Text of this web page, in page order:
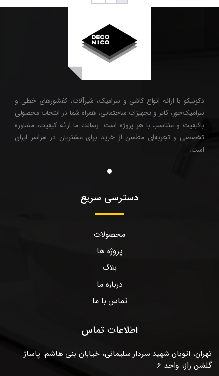
دکونیکو با ارائه انواع کاشی و سرامیک، شیرآلات، کفشورهای خطی و
سرامیک‌خور، گاتر و تجهیزات ساختمانی، همراه شما در انتخاب محصولی
باکیفیت و متناسب با هر پروژه است. رسالت ما ارائه کیفیت، مشاوره
تخصصی و تجربه‌ای مطمئن از خرید برای مشتریان در سراسر ایران
است.
دسترسی سریع
محصولات
پروژه ها
بلاگ
درباره ما
تماس با ما
اطلاعات تماس
تهران، اتوبان شهید سردار سلیمانی، خیابان بنی هاشم، پاساژ
گلشن راز، واحد ۶